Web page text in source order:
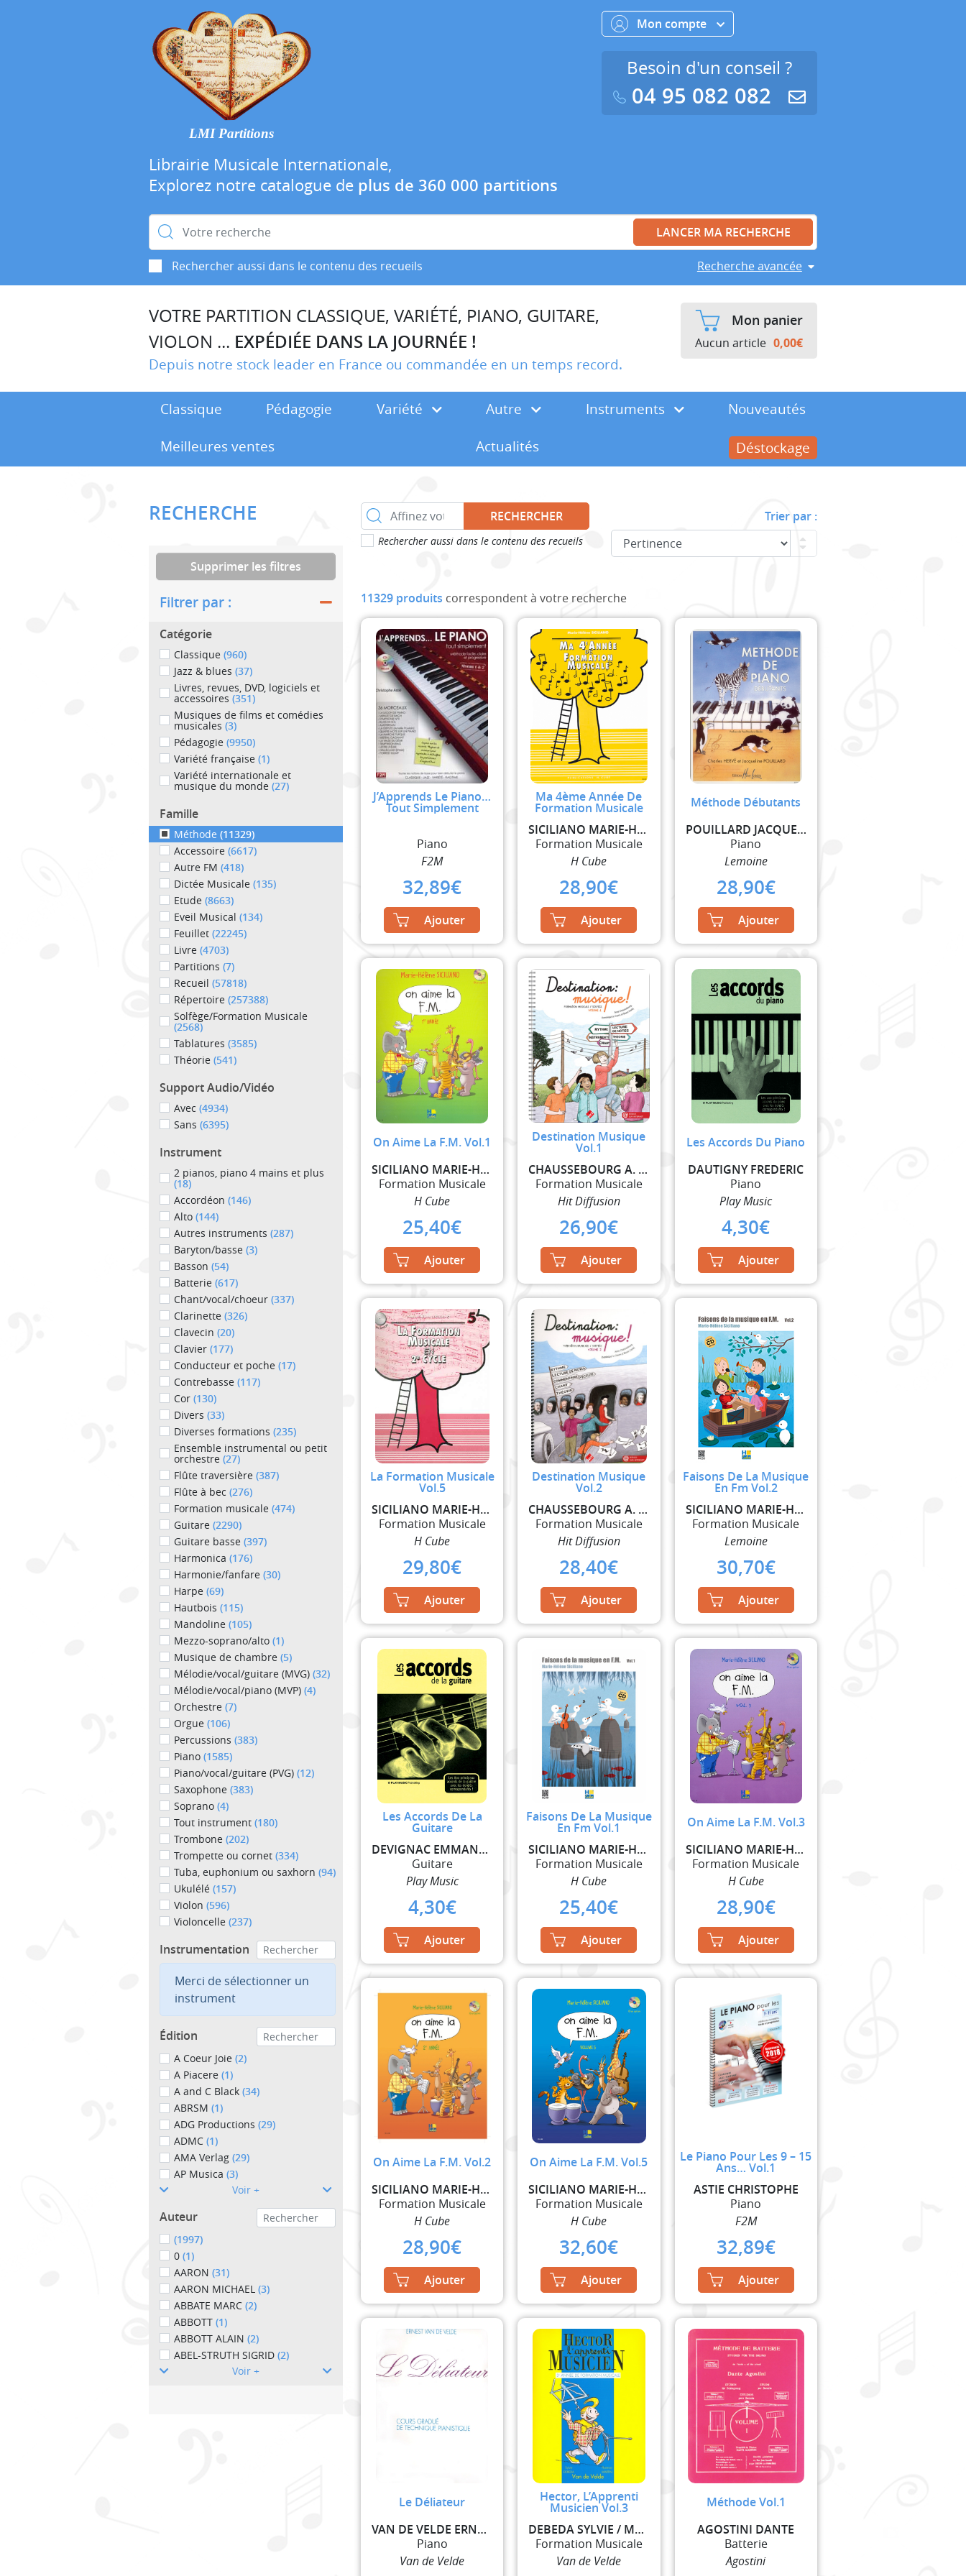
LMI Partitions
Librairie Musicale Internationale,
Explorez notre catalogue de plus de 360 000 partitions
Rechercher :
Rechercher aussi dans le contenu des recueils Recherche avancée
Mon compte
Besoin d'un conseil ?
04 95 082 082
VOTRE PARTITION CLASSIQUE, VARIÉTÉ, PIANO, GUITARE,
VIOLON ... EXPÉDIÉE DANS LA JOURNÉE !
Depuis notre stock leader en France ou commandée en un temps record.
Mon panier
Aucun article 0,00€
Classique Pédagogie Variété Autre Instruments
Nouveautés
Meilleures ventes
Actualités Déstockage
RECHERCHE
Supprimer les filtres
Filtrer par :
Catégorie
Classique (960)
Jazz & blues (37)
Livres, revues, DVD, logiciels et
accessoires (351)
Musiques de films et comédies
musicales (3)
Pédagogie (9950)
Variété française (1)
Variété internationale et
musique du monde (27)
Famille
Méthode (11329)
Accessoire (6617)
Autre FM (418)
Dictée Musicale (135)
Etude (8663)
Eveil Musical (134)
Feuillet (22245)
Livre (4703)
Partitions (7)
Recueil (57818)
Répertoire (257388)
Solfège/Formation Musicale
(2568)
Tablatures (3585)
Théorie (541)
Support Audio/Vidéo
Avec (4934)
Sans (6395)
Instrument
2 pianos, piano 4 mains et plus
(18)
Accordéon (146)
Alto (144)
Autres instruments (287)
Baryton/basse (3)
Basson (54)
Batterie (617)
Chant/vocal/choeur (337)
Clarinette (326)
Clavecin (20)
Clavier (177)
Conducteur et poche (17)
Contrebasse (117)
Cor (130)
Divers (33)
Diverses formations (235)
Ensemble instrumental ou petit
orchestre (27)
Flûte traversière (387)
Flûte à bec (276)
Formation musicale (474)
Guitare (2290)
Guitare basse (397)
Harmonica (176)
Harmonie/fanfare (30)
Harpe (69)
Hautbois (115)
Mandoline (105)
Mezzo-soprano/alto (1)
Musique de chambre (5)
Mélodie/vocal/guitare (MVG) (32)
Mélodie/vocal/piano (MVP) (4)
Orchestre (7)
Orgue (106)
Percussions (383)
Piano (1585)
Piano/vocal/guitare (PVG) (12)
Saxophone (383)
Soprano (4)
Tout instrument (180)
Trombone (202)
Trompette ou cornet (334)
Tuba, euphonium ou saxhorn (94)
Ukulélé (157)
Violon (596)
Violoncelle (237)
Instrumentation
Merci de sélectionner un
instrument
Édition
A Coeur Joie (2)
A Piacere (1)
A and C Black (34)
ABRSM (1)
ADG Productions (29)
ADMC (1)
AMA Verlag (29)
AP Musica (3)
Voir +
Auteur
(1997)
0 (1)
AARON (31)
AARON MICHAEL (3)
ABBATE MARC (2)
ABBOTT (1)
ABBOTT ALAIN (2)
ABEL-STRUTH SIGRID (2)
Voir +
RECHERCHER
Rechercher aussi dans le contenu des recueils
Trier par :
11329 produits correspondent à votre recherche
J’Apprends Le Piano…
Tout Simplement
Piano
F2M
32,89€
Ajouter
Ma 4ème Année De
Formation Musicale
SICILIANO MARIE-HELENE
Formation Musicale
H Cube
28,90€
Ajouter
Méthode Débutants
POUILLARD JACQUELINE / HERVE CHARLES
Piano
Lemoine
28,90€
Ajouter
On Aime La F.M. Vol.1
SICILIANO MARIE-HELENE
Formation Musicale
H Cube
25,40€
Ajouter
Destination Musique
Vol.1
CHAUSSEBOURG A. / LE GUERN D. / GARLEJ B.
Formation Musicale
Hit Diffusion
26,90€
Ajouter
Les Accords Du Piano
DAUTIGNY FREDERIC
Piano
Play Music
4,30€
Ajouter
La Formation Musicale
Vol.5
SICILIANO MARIE-HELENE
Formation Musicale
H Cube
29,80€
Ajouter
Destination Musique
Vol.2
CHAUSSEBOURG A. / LE GUERN D. / GARLEJ B.
Formation Musicale
Hit Diffusion
28,40€
Ajouter
Faisons De La Musique
En Fm Vol.2
SICILIANO MARIE-HELENE
Formation Musicale
Lemoine
30,70€
Ajouter
Les Accords De La
Guitare
DEVIGNAC EMMANUEL
Guitare
Play Music
4,30€
Ajouter
Faisons De La Musique
En Fm Vol.1
SICILIANO MARIE-HELENE
Formation Musicale
H Cube
25,40€
Ajouter
On Aime La F.M. Vol.3
SICILIANO MARIE-HELENE
Formation Musicale
H Cube
28,90€
Ajouter
On Aime La F.M. Vol.2
SICILIANO MARIE-HELENE
Formation Musicale
H Cube
28,90€
Ajouter
On Aime La F.M. Vol.5
SICILIANO MARIE-HELENE
Formation Musicale
H Cube
32,60€
Ajouter
Le Piano Pour Les 9 – 15
Ans… Vol.1
ASTIE CHRISTOPHE
Piano
F2M
32,89€
Ajouter
Le Déliateur
VAN DE VELDE ERNEST
Piano
Van de Velde
Hector, L’Apprenti
Musicien Vol.3
DEBEDA SYLVIE / MARTIN FLORENCE
Formation Musicale
Van de Velde
Méthode Vol.1
AGOSTINI DANTE
Batterie
Agostini